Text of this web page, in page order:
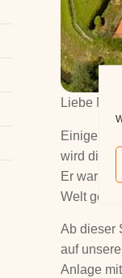
Liebe
Einige
wird die
Er war
Welt
Ab dieser
auf
Anlage